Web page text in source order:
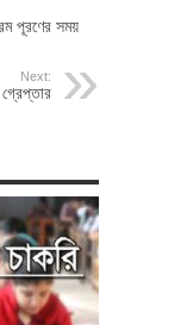
পূরণের সময়
Next: